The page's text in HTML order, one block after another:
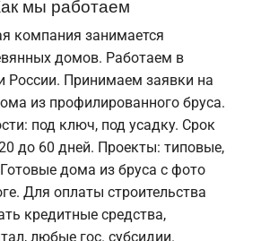
компания занимается
домов. Работаем в
России. Принимаем заявки на
из профилированного бруса.
под ключ, под усадку. Срок
до 60 дней. Проекты: типовые,
дома из бруса с фото
Для оплаты строительства
кредитные средства,
любые гос. субсидии.